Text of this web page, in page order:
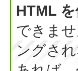
HTML
できま
ングさ